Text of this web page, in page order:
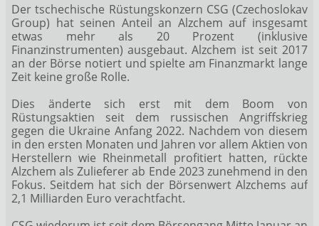
Der tschechische Rüstungskonzern CSG (Czechoslokav
Group) hat seinen Anteil an Alzchem auf insgesamt
etwas mehr als 20 Prozent (inklusive
Finanzinstrumenten) ausgebaut. Alzchem ist seit 2017
an der Börse notiert und spielte am Finanzmarkt lange
Zeit keine große Rolle.
Dies änderte sich erst mit dem Boom von
Rüstungsaktien seit dem russischen Angriffskrieg
gegen die Ukraine Anfang 2022. Nachdem von diesem
in den ersten Monaten und Jahren vor allem Aktien von
Herstellern wie Rheinmetall profitiert hatten, rückte
Alzchem als Zulieferer ab Ende 2023 zunehmend in den
Fokus. Seitdem hat sich der Börsenwert Alzchems auf
2,1 Milliarden Euro verachtfacht.